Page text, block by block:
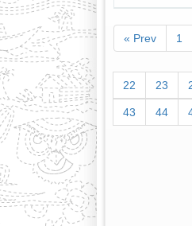
« Prev 1
22 23
43 44